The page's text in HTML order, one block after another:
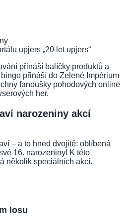
upjers „20 let upjers“
přináší balíčky produktů a
přináší do Zelené Impérium
fanoušky pohodových online
her.
narozeniny akcí
– a to hned dvojitě: oblíbená
16. narozeniny! K této
několik speciálních akcí.
losu